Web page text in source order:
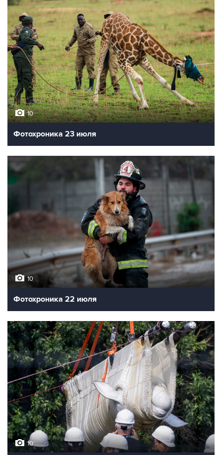
10
Фотохроника 23 июля
10
Фотохроника 22 июля
10